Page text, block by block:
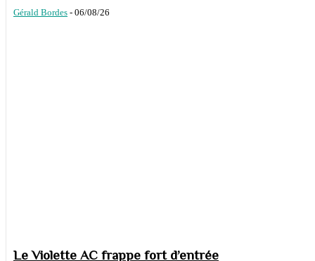
Gérald Bordes - 06/08/26
Le Violette AC frappe fort d’entrée